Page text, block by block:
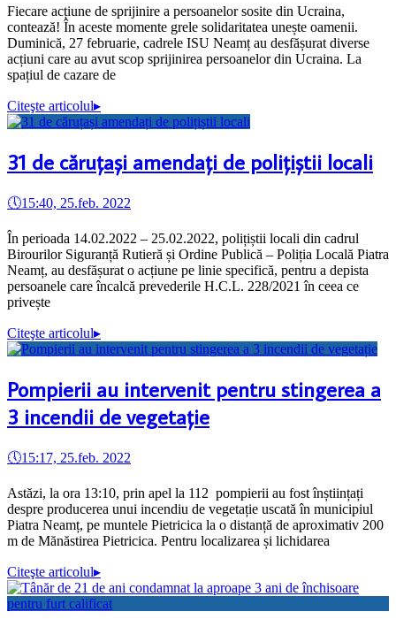
Fiecare acțiune de sprijinire a persoanelor sosite din Ucraina,
contează! În aceste momente grele solidaritatea unește oamenii.
Duminică, 27 februarie, cadrele ISU Neamț au desfășurat diverse
acțiuni care au avut scop sprijinirea persoanelor din Ucraina. La
spațiul de cazare de
Citeşte articolul▸
31 de căruțași amendați de polițiștii locali
🕔15:40, 25.feb. 2022
În perioada 14.02.2022 – 25.02.2022, polițiștii locali din cadrul
Birourilor Siguranță Rutieră și Ordine Publică – Poliția Locală Piatra
Neamț, au desfășurat o acțiune pe linie specifică, pentru a depista
persoanele care încalcă prevederile H.C.L. 228/2021 în ceea ce
privește
Citeşte articolul▸
Pompierii au intervenit pentru stingerea a
3 incendii de vegetație
🕔15:17, 25.feb. 2022
Astăzi, la ora 13:10, prin apel la 112 pompierii au fost înștiințați
despre producerea unui incendiu de vegetație uscată în municipiul
Piatra Neamț, pe muntele Pietricica la o distanță de aproximativ 200
m de Mănăstirea Pietricica. Pentru localizarea și lichidarea
Citeşte articolul▸